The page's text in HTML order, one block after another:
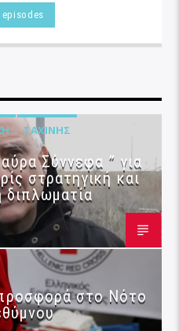
ΣΑΧΊΝΗΣ
Σύννεφα ” για
στρατηγική και
διπλωματία
στο Νότο